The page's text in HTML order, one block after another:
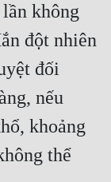
không
đột nhiên
đối
nếu
khoảng
thể